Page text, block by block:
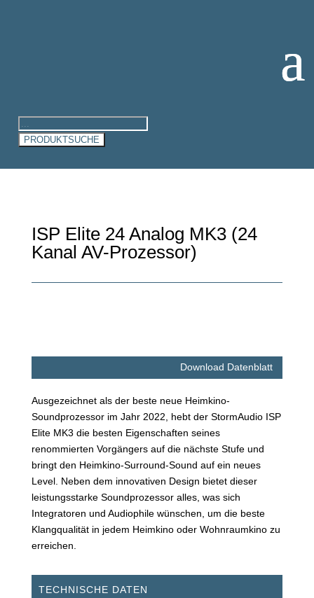
search
PRODUKTSUCHE
ISP Elite 24 Analog MK3 (24
Kanal AV-Prozessor)
Download Datenblatt
Ausgezeichnet als der beste neue Heimkino-
Soundprozessor im Jahr 2022, hebt der StormAudio ISP
Elite MK3 die besten Eigenschaften seines
renommierten Vorgängers auf die nächste Stufe und
bringt den Heimkino-Surround-Sound auf ein neues
Level. Neben dem innovativen Design bietet dieser
leistungsstarke Soundprozessor alles, was sich
Integratoren und Audiophile wünschen, um die beste
Klangqualität in jedem Heimkino oder Wohnraumkino zu
erreichen.
TECHNISCHE DATEN